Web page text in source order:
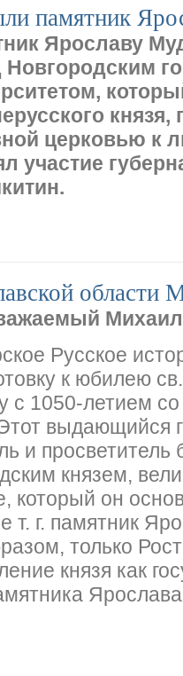
памятник
Ярославу
Новгородским
князя,
церковью к
участие
области
Русское
к юбилею
с 1050-летием
выдающийся
и
князем,
который он
т. г. памятник
только
князя как